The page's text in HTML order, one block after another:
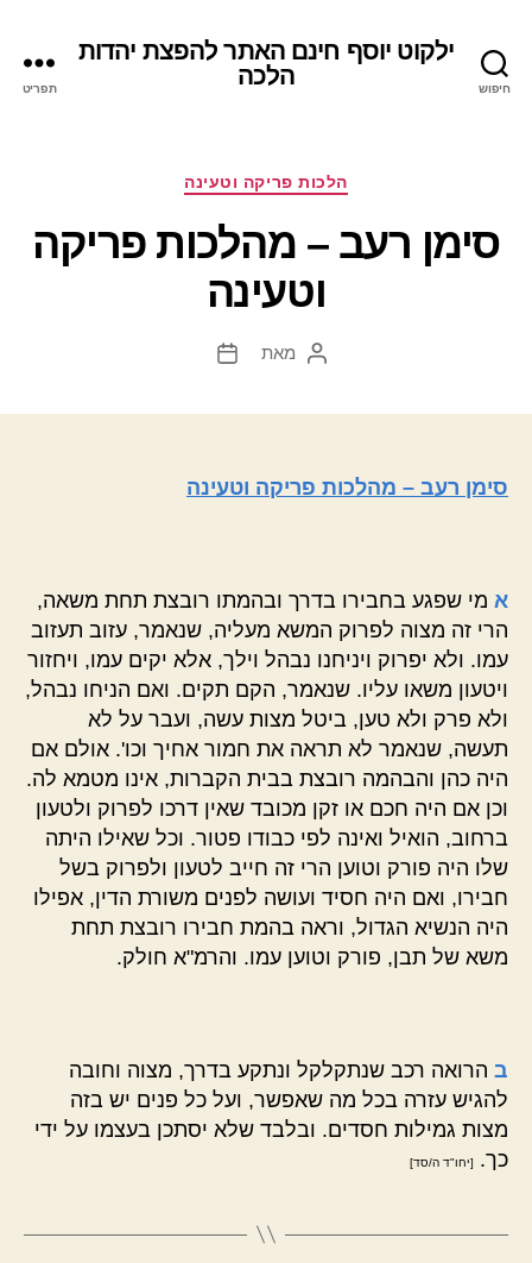
חיפוש
ילקוט יוסף חינם האתר להפצת יהדות
הלכה
תפריט
קטגוריות
הלכות פריקה וטעינה
סימן רעב – מהלכות פריקה
וטעינה
המחבר
מאת
תאריך
סימן רעב – מהלכות פריקה וטעינה
א מי שפגע בחבירו בדרך ובהמתו רובצת תחת משאה,
הרי זה מצוה לפרוק המשא מעליה, שנאמר, עזוב תעזוב
עמו. ולא יפרוק ויניחנו נבהל וילך, אלא יקים עמו, ויחזור
ויטעון משאו עליו. שנאמר, הקם תקים. ואם הניחו נבהל,
ולא פרק ולא טען, ביטל מצות עשה, ועבר על לא
תעשה, שנאמר לא תראה את חמור אחיך וכו'. אולם אם
היה כהן והבהמה רובצת בבית הקברות, אינו מטמא לה.
וכן אם היה חכם או זקן מכובד שאין דרכו לפרוק ולטעון
ברחוב, הואיל ואינה לפי כבודו פטור. וכל שאילו היתה
שלו היה פורק וטוען הרי זה חייב לטעון ולפרוק בשל
חבירו, ואם היה חסיד ועושה לפנים משורת הדין, אפילו
היה הנשיא הגדול, וראה בהמת חבירו רובצת תחת
משא של תבן, פורק וטוען עמו. והרמ"א חולק.
ב הרואה רכב שנתקלקל ונתקע בדרך, מצוה וחובה
להגיש עזרה בכל מה שאפשר, ועל כל פנים יש בזה
מצות גמילות חסדים. ובלבד שלא יסתכן בעצמו על ידי
כך.
[יחו"ד ה/סד]